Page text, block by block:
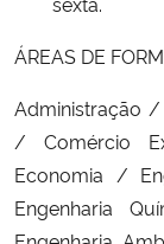
ÁREAS DE
Administração
/ Comércio
Economia /
Engenharia